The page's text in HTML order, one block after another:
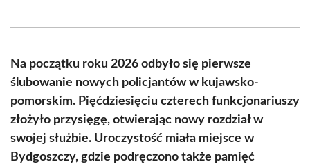
(Twitter)
Na początku roku 2026 odbyło się pierwsze
ślubowanie nowych policjantów w kujawsko-
pomorskim. Pięćdziesięciu czterech funkcjonariuszy
złożyło przysięgę, otwierając nowy rozdział w
swojej służbie. Uroczystość miała miejsce w
Bydgoszczy, gdzie podręczono także pamięć